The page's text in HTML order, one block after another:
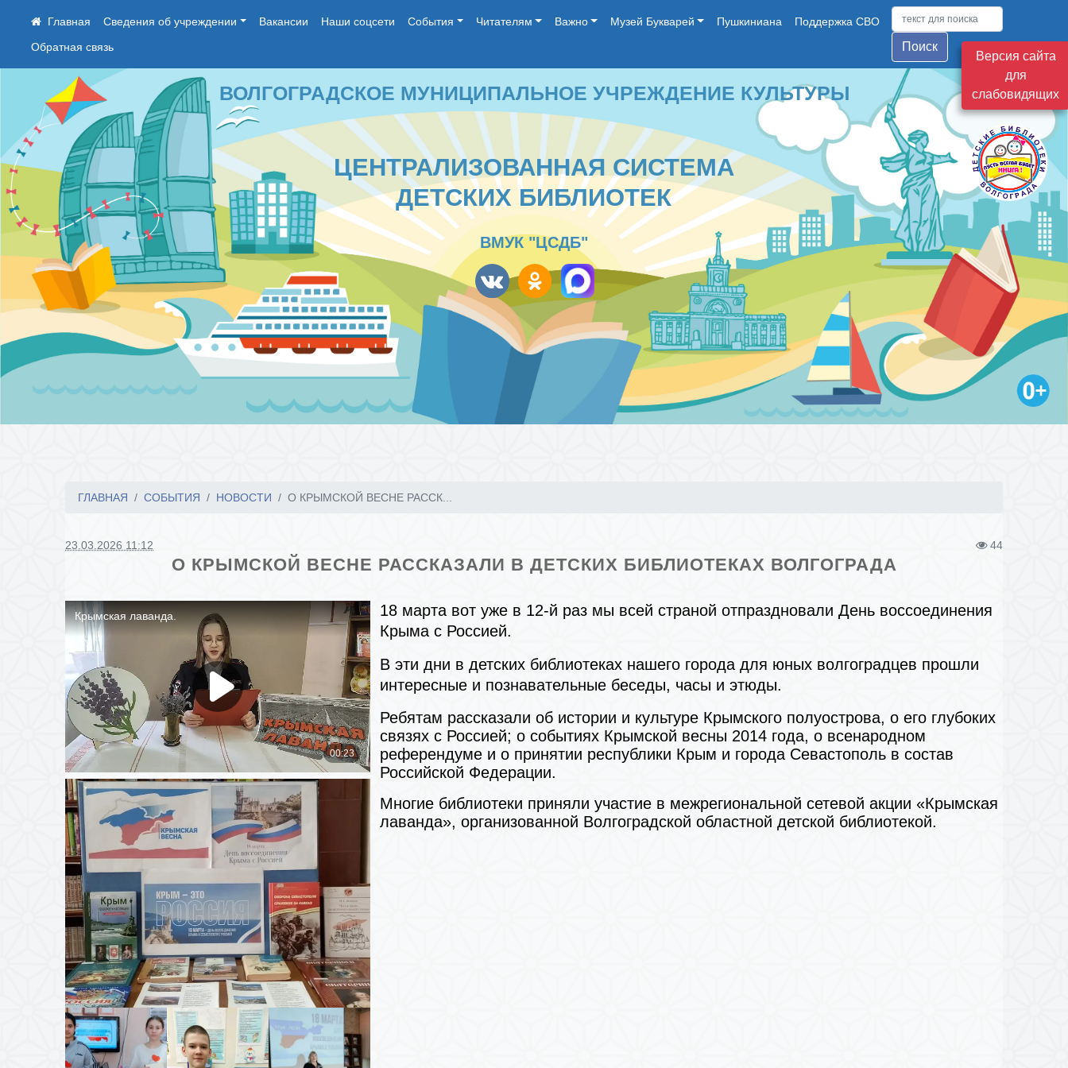
Версия сайта
для
слабовидящих
Сведения об учреждении Вакансии Наши соцсети События Читателям Важно Музей Букварей Пушкиниана
Поддержка СВО
Обратная связь
Поиск
ЦЕНТРАЛИЗОВАННАЯ СИСТЕМА
ДЕТСКИХ БИБЛИОТЕК
ВМУК "ЦСДБ"
ВОЛГОГРАДСКОЕ МУНИЦИПАЛЬНОЕ УЧРЕЖДЕНИЕ КУЛЬТУРЫ
ГЛАВНАЯ СОБЫТИЯ НОВОСТИ О КРЫМСКОЙ ВЕСНЕ РАССК...
23.03.2026 11:12 44
О КРЫМСКОЙ ВЕСНЕ РАССКАЗАЛИ В ДЕТСКИХ БИБЛИОТЕКАХ ВОЛГОГРАДА
18 марта вот уже в 12-й раз мы всей страной отпраздновали День воссоединения
Крыма с Россией.
В эти дни в детских библиотеках нашего города для юных волгоградцев прошли
интересные и познавательные беседы, часы и этюды.
Ребятам рассказали об истории и культуре Крымского полуострова, о его глубоких
связях с Россией; о событиях Крымской весны 2014 года, о всенародном
референдуме и о принятии республики Крым и города Севастополь в состав
Российской Федерации.
Многие библиотеки приняли участие в межрегиональной сетевой акции «Крымская
лаванда», организованной Волгоградской областной детской библиотекой.